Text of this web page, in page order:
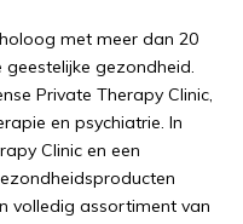
met meer dan 20
gezondheid.
Private Therapy Clinic,
en psychiatrie. In
Clinic en een
volledig assortiment van